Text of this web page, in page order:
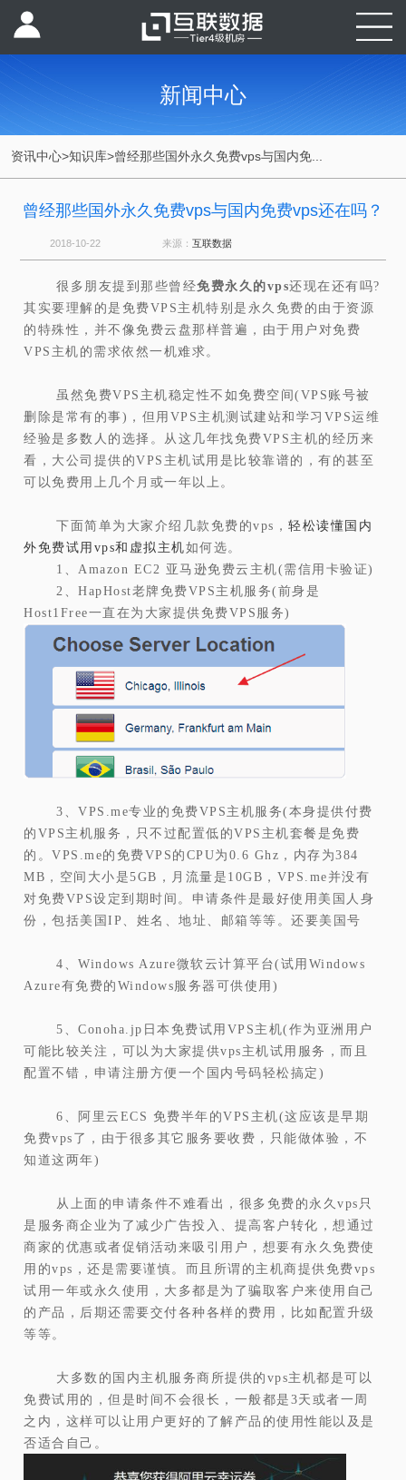
新闻中心
资讯中心>知识库>曾经那些国外永久免费vps与国内免...
曾经那些国外永久免费vps与国内免费vps还在吗？
2018-10-22 来源： 互联数据
很多朋友提到那些曾经免费永久的vps还现在还有吗?
其实要理解的是免费VPS主机特别是永久免费的由于资源
的特殊性，并不像免费云盘那样普遍，由于用户对免费
VPS主机的需求依然一机难求。
虽然免费VPS主机稳定性不如免费空间(VPS账号被
删除是常有的事)，但用VPS主机测试建站和学习VPS运维
经验是多数人的选择。从这几年找免费VPS主机的经历来
看，大公司提供的VPS主机试用是比较靠谱的，有的甚至
可以免费用上几个月或一年以上。
下面简单为大家介绍几款免费的vps，轻松读懂国内
外免费试用vps和虚拟主机如何选。
1、Amazon EC2 亚马逊免费云主机(需信用卡验证)
2、HapHost老牌免费VPS主机服务(前身是
Host1Free一直在为大家提供免费VPS服务)
3、VPS.me专业的免费VPS主机服务(本身提供付费
的VPS主机服务，只不过配置低的VPS主机套餐是免费
的。VPS.me的免费VPS的CPU为0.6 Ghz，内存为384
MB，空间大小是5GB，月流量是10GB，VPS.me并没有
对免费VPS设定到期时间。申请条件是最好使用美国人身
份，包括美国IP、姓名、地址、邮箱等等。还要美国号
4、Windows Azure微软云计算平台(试用Windows
Azure有免费的Windows服务器可供使用)
5、Conoha.jp日本免费试用VPS主机(作为亚洲用户
可能比较关注，可以为大家提供vps主机试用服务，而且
配置不错，申请注册方便一个国内号码轻松搞定)
6、阿里云ECS 免费半年的VPS主机(这应该是早期
免费vps了，由于很多其它服务要收费，只能做体验，不
知道这两年)
从上面的申请条件不难看出，很多免费的永久vps只
是服务商企业为了减少广告投入、提高客户转化，想通过
商家的优惠或者促销活动来吸引用户，想要有永久免费使
用的vps，还是需要谨慎。而且所谓的主机商提供免费vps
试用一年或永久使用，大多都是为了骗取客户来使用自己
的产品，后期还需要交付各种各样的费用，比如配置升级
等等。
大多数的国内主机服务商所提供的vps主机都是可以
免费试用的，但是时间不会很长，一般都是3天或者一周
之内，这样可以让用户更好的了解产品的使用性能以及是
否适合自己。